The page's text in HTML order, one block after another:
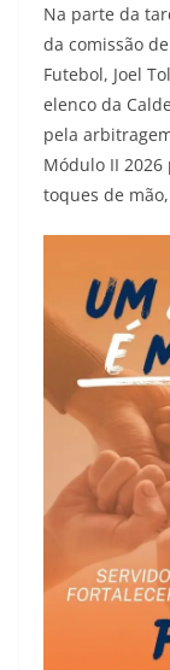
Na parte da
da comissão
Futebol, Joel
elenco da
pela
Módulo II
toques de